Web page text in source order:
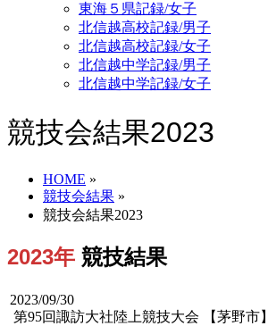
東海５県記録/女子
北信越高校記録/男子
北信越高校記録/女子
北信越中学記録/男子
北信越中学記録/女子
競技会結果2023
HOME »
競技会結果 »
競技会結果2023
2023年 競技結果
2023/09/30
第95回諏訪大社陸上競技大会 【茅野市】